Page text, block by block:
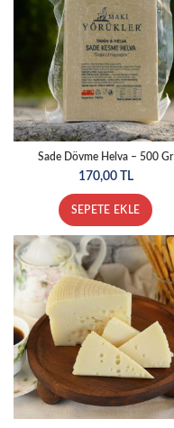
Sade Dövme Helva – 500 Gr
170,00 TL
SEPETE EKLE